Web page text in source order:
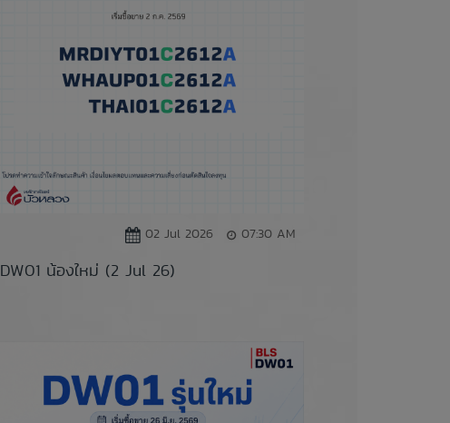
02 Jul 2026 07:30 AM
DW01 น้องใหม่ (2 Jul 26)